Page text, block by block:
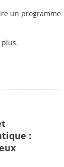
un programme
: